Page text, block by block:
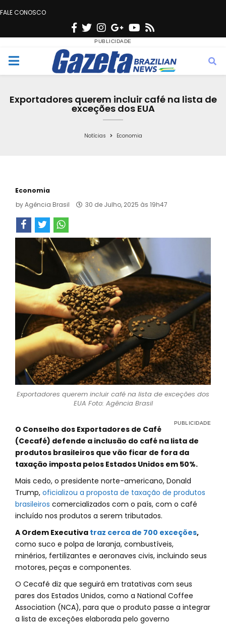
FALE CONOSCO
F
c
e
o
T
w
i
t
e
r
n
s
t
g
r
a
G
o
o
g
e
Y
u
t
b
s
M
Exportadores querem incluir café na lista de
exceções dos EUA
Notícias Economia
Economia
byAgência Brasil 30 de Julho, 2025 às 19h47
Exportadores querem incluir café na lista de exceções dos
EUA Foto: Agência Brasil
O Conselho dos Exportadores de Café
(Cecafé) defende a inclusão do café na lista de
produtos brasileiros que vão ficar de fora da
taxação imposta pelos Estados Unidos em 50%.
Mais cedo, o presidente norte-americano, Donald
Trump, oficializou a proposta de taxação de produtos
brasileiros comercializados com o país, com o café
incluído nos produtos a serem tributados.
A Ordem Executiva traz cerca de 700 exceções,
como suco e polpa de laranja, combustíveis,
minérios, fertilizantes e aeronaves civis, incluindo seus
motores, peças e componentes.
O Cecafé diz que seguirá em tratativas com seus
pares dos Estados Unidos, como a National Coffee
Association (NCA), para que o produto passe a integrar
a lista de exceções elaborada pelo governo